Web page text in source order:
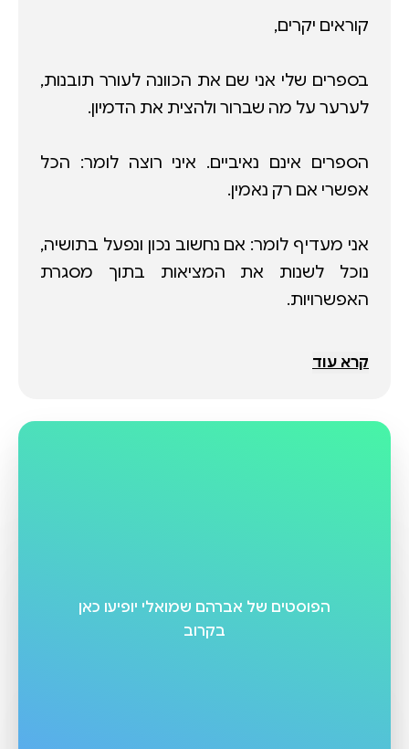
בספרים שלי אני שם את הכוונה לעורר תובנות,
הספרים אינם נאיביים. איני רוצה לומר: הכל
אני מעדיף לומר: אם נחשוב נכון ונפעל בתושיה,
נוכל לשנות את המציאות בתוך מסגרת
בעמוד זה, תוכלו להזמין את הספר "האדם
קרא עוד
הפוסטים של אברהם שמואלי יופיעו כאן
בקרוב